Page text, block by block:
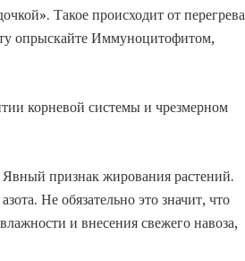
Такое происходит от перегрева
опрыскайте Иммуноцитофитом,
корневой системы и чрезмерном
признак жирования растений.
Не обязательно это значит, что
и внесения свежего навоза,